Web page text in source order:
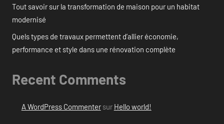
Tout savoir sur la transformation de maison pour un habitat
modernisé
Quels types de travaux permettent d’allier économie,
performance et style dans une rénovation complète
Recent Comments
A WordPress Commentersur Hello world!